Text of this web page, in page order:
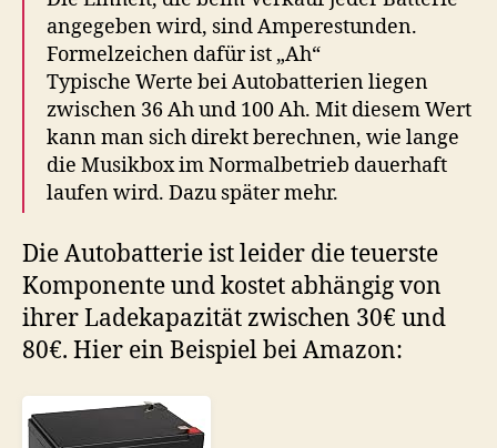
angegeben wird, sind Amperestunden.
Formelzeichen dafür ist „Ah“
Typische Werte bei Autobatterien liegen
zwischen 36 Ah und 100 Ah. Mit diesem Wert
kann man sich direkt berechnen, wie lange
die Musikbox im Normalbetrieb dauerhaft
laufen wird. Dazu später mehr.
Die Autobatterie ist leider die teuerste
Komponente und kostet abhängig von
ihrer Ladekapazität zwischen 30€ und
80€. Hier ein Beispiel bei Amazon: